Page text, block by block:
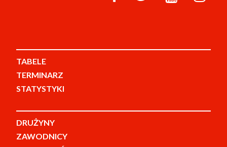
TABELE
TERMINARZ
STATYSTYKI
DRUŻYNY
ZAWODNICY